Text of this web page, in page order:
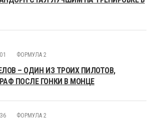
ФОРМУЛА 2
– ОДИН ИЗ ТРОИХ ПИЛОТОВ,
ПОСЛЕ ГОНКИ В МОНЦЕ
ФОРМУЛА 2